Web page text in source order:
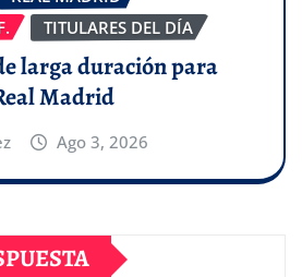
TITULARES DEL DÍA
larga duración para
Madrid
Ago 3, 2026